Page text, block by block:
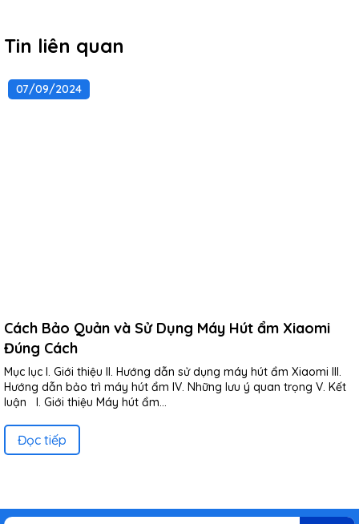
Tin liên quan
07/09/2024
Cách Bảo Quản và Sử Dụng Máy Hút ẩm Xiaomi
Đúng Cách
Mục lục I. Giới thiệu II. Hướng dẫn sử dụng máy hút ẩm Xiaomi III.
Hướng dẫn bảo trì máy hút ẩm IV. Những lưu ý quan trọng V. Kết
luận I. Giới thiệu Máy hút ẩm...
Đọc tiếp